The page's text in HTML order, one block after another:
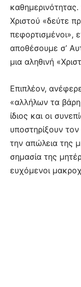
Χριστού «δεύτε
πεφορτισμένοι»,
αποθέσουμε σ’
μια αληθινή
Επιπλέον,
«αλλήλων τα
ίδιος και οι
υποστηρίξουν
την απώλεια της
σημασία της
ευχόμενοι